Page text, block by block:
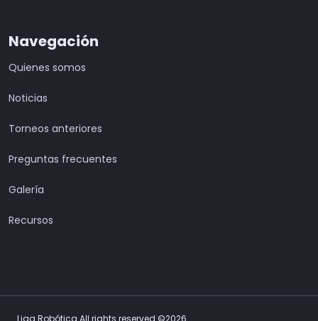
Navegación
Quienes somos
Noticias
Torneos anteriores
Preguntas frecuentes
Galería
Recursos
Liga Robótica All rights reserved ©2026